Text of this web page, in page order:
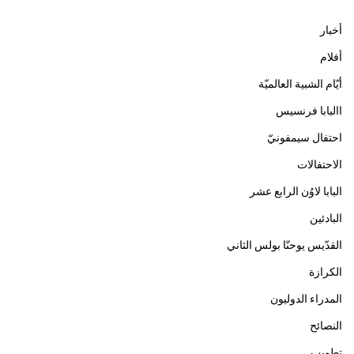
أخبار
أفلام
أيّام الشبية العالميّة
االبابا فرنسيس
احتفال سيمفونيّ
الاحتفالات
البابا لاوُن الرابع عشر
البادئين
القدّيس يوحنّا بولس الثاني
الكرازة
المدراء الدوليون
النصائح